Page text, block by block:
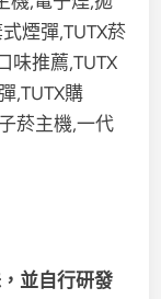
並自行研發